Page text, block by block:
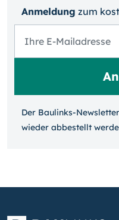
Anmeldung zum
Der Baulinks-
wieder ab­bestellt